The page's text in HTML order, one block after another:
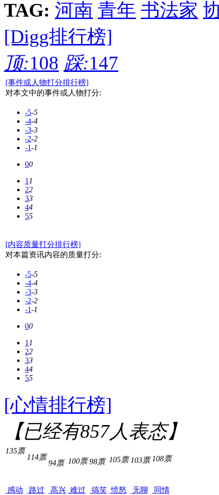
TAG: 河南 青年 书法家
[Digg排行榜]
顶:108 踩:147
[事件或人物打分排行榜]
对本文中的事件或人物打分:
-5-5
-4-4
-3-3
-2-2
-1-1
00
11
22
33
44
55
[内容质量打分排行榜]
对本篇资讯内容的质量打分:
-5-5
-4-4
-3-3
-2-2
-1-1
00
11
22
33
44
55
[心情排行榜]
【已经有857人表态】
135票
感动
114票
路过
94票
高兴
100票
难过
98票
搞笑
105票
愤怒
103票
无聊
108票
同情